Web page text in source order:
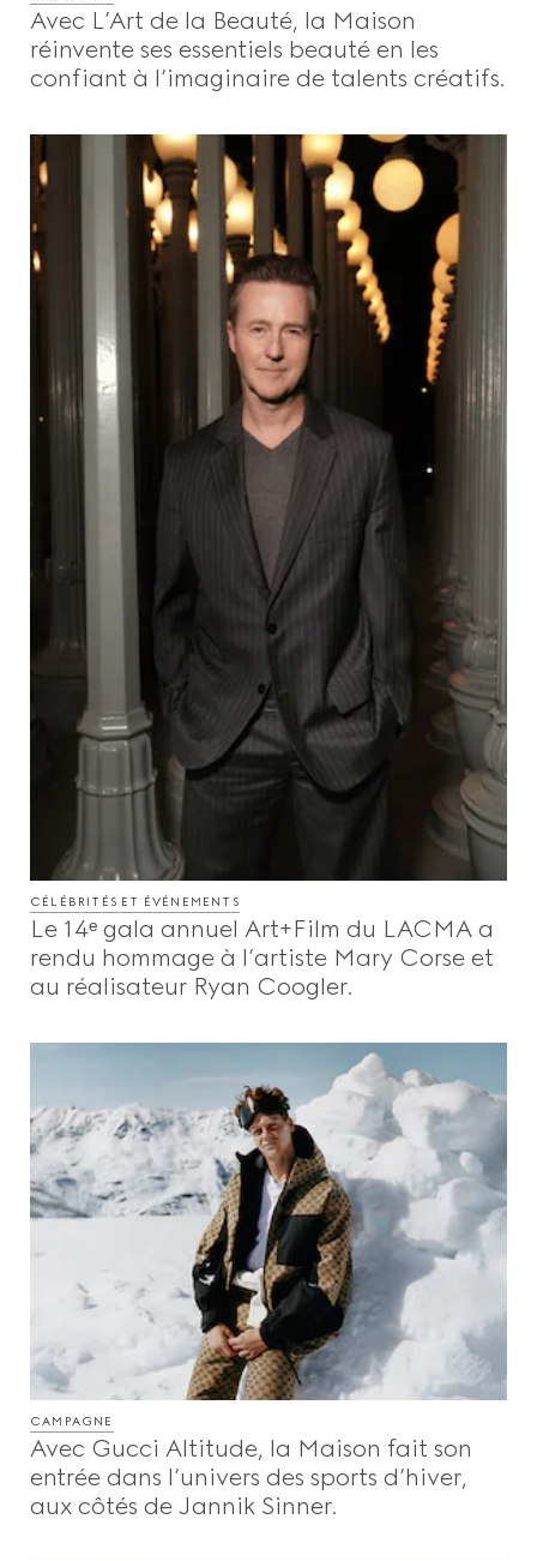
Avec L’Art de la Beauté, la Maison
réinvente ses essentiels beauté en les
confiant à l’imaginaire de talents créatifs.
CÉLÉBRITÉS ET ÉVÉNEMENTS
Le 14ᵉ gala annuel Art+Film du LACMA a
rendu hommage à l’artiste Mary Corse et
au réalisateur Ryan Coogler.
CAMPAGNE
Avec Gucci Altitude, la Maison fait son
entrée dans l’univers des sports d’hiver,
aux côtés de Jannik Sinner.